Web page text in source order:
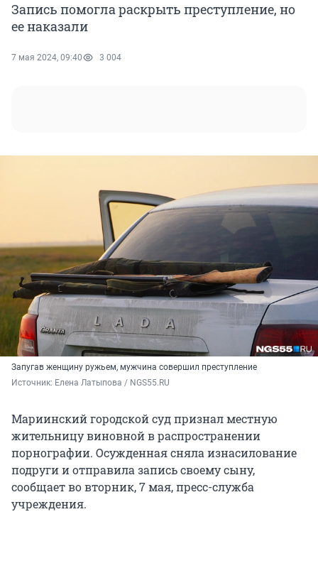
Запись помогла раскрыть преступление, но
ее наказали
7 мая 2024, 09:40 3 004
Запугав женщину ружьем, мужчина совершил преступление
Источник: Елена Латыпова / NGS55.RU
Мариинский городской суд признал местную
жительницу виновной в распространении
порнографии. Осужденная сняла изнасилование
подруги и отправила запись своему сыну,
сообщает во вторник, 7 мая, пресс-служба
учреждения.